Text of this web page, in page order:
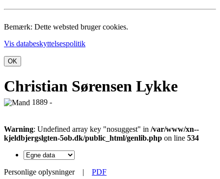
Bemærk: Dette websted bruger cookies.
Vis databeskyttelsespolitik
OK
Christian Sørensen Lykke
1889 -
Warning: Undefined array key "nosuggest" in /var/www/xn--
kjeldbjergslgten-5ob.dk/public_html/genlib.php on line 534
Personlige oplysninger| PDF